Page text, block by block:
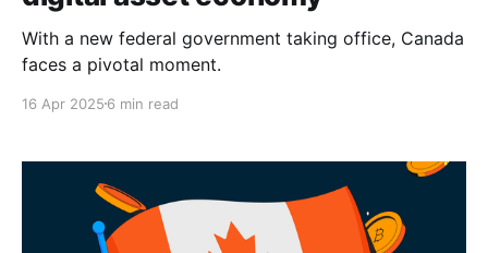
With a new federal government taking office, Canada
faces a pivotal moment.
16 Apr 2025 6 min read